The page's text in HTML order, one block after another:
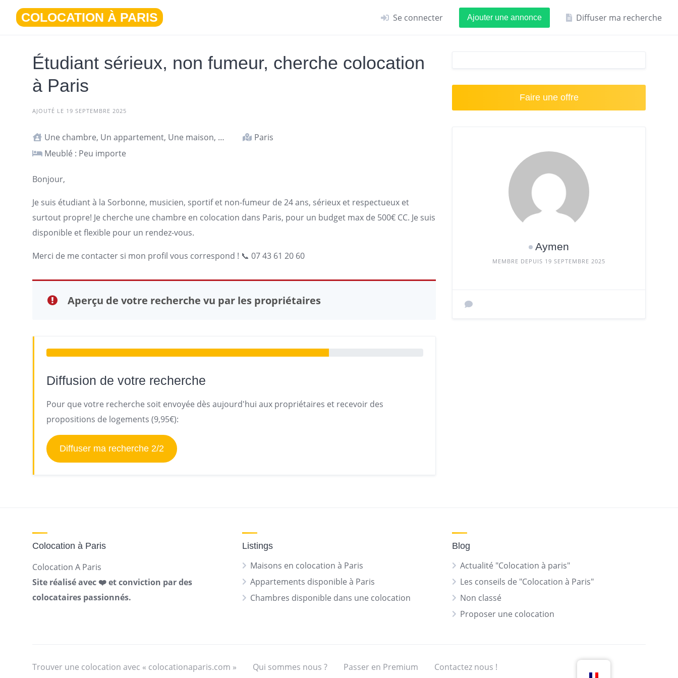
contenu
COLOCATION À PARIS Se connecter Ajouter une annonce Diffuser ma recherche
Étudiant sérieux, non fumeur, cherche colocation
à Paris
AJOUTÉ LE 19 SEPTEMBRE 2025
Une chambre, Un appartement, Une maison, Studio ou T1
Paris
Meublé : Peu importe
Bonjour,
Je suis étudiant à la Sorbonne, musicien, sportif et non-fumeur de 24 ans, sérieux et respectueux et
surtout propre! Je cherche une chambre en colocation dans Paris, pour un budget max de 500€ CC. Je suis
disponible et flexible pour un rendez-vous.
Merci de me contacter si mon profil vous correspond ! 📞 07 43 61 20 60
Aperçu de votre recherche vu par les propriétaires
Diffusion de votre recherche
Pour que votre recherche soit envoyée dès aujourd'hui aux propriétaires et recevoir des
propositions de logements (9,95€):
Diffuser ma recherche 2/2
Faire une offre
Aymen
MEMBRE DEPUIS 19 SEPTEMBRE 2025
Colocation à Paris
Colocation A Paris
Site réalisé avec ❤️ et conviction par des
colocataires passionnés.
Listings
Maisons en colocation à Paris
Appartements disponible à Paris
Chambres disponible dans une colocation
Blog
Actualité "Colocation à paris"
Les conseils de "Colocation à Paris"
Non classé
Proposer une colocation
Trouver une colocation avec « colocationaparis.com » Qui sommes nous ? Passer en Premium Contactez nous !